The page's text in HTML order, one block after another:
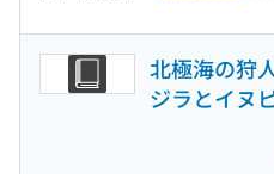
北極海の狩
ジラとイヌ